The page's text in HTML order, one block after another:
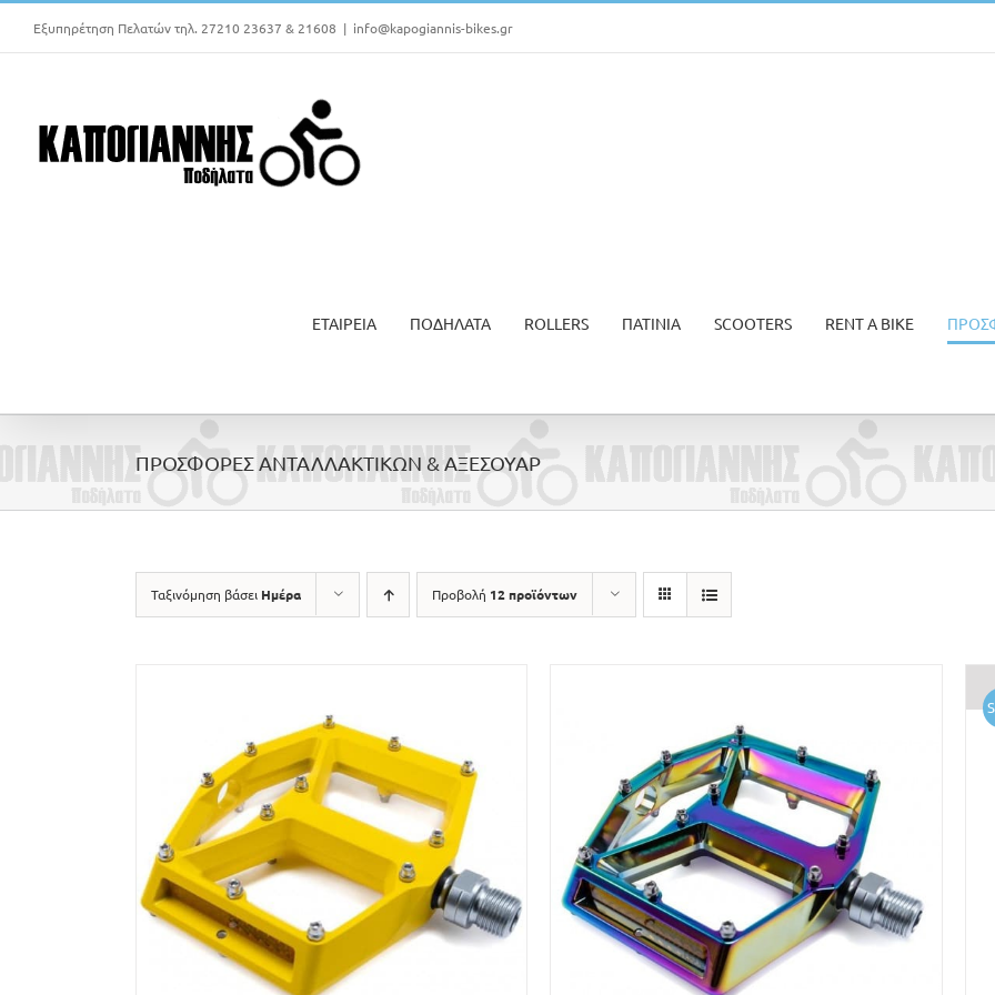
Μετάβαση
περιεχόμενο
Εξυπηρέτηση Πελατών τηλ. 27210 23637 & 21608 | info@kapogiannis-bikes.gr
ΕΤΑΙΡΕΙΑ ΠΟΔΗΛΑΤΑ ROLLERS ΠΑΤΙΝΙΑ SCOOTERS RENT A BIKE
ΠΡΟΣΦΟΡΕΣ ΑΝΤΑΛΛΑΚΤΙΚΩΝ & ΑΞΕΣΟΥΑΡ
Ταξινόμηση βάσει Ημέρα Προβολή 12 προϊόντων